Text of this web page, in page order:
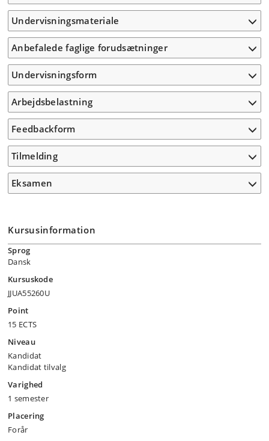
Undervisningsmateriale
Anbefalede faglige forudsætninger
Undervisningsform
Arbejdsbelastning
Feedbackform
Tilmelding
Eksamen
Kursusinformation
Sprog
Dansk
Kursuskode
JJUA55260U
Point
15 ECTS
Niveau
Kandidat
Kandidat tilvalg
Varighed
1 semester
Placering
Forår